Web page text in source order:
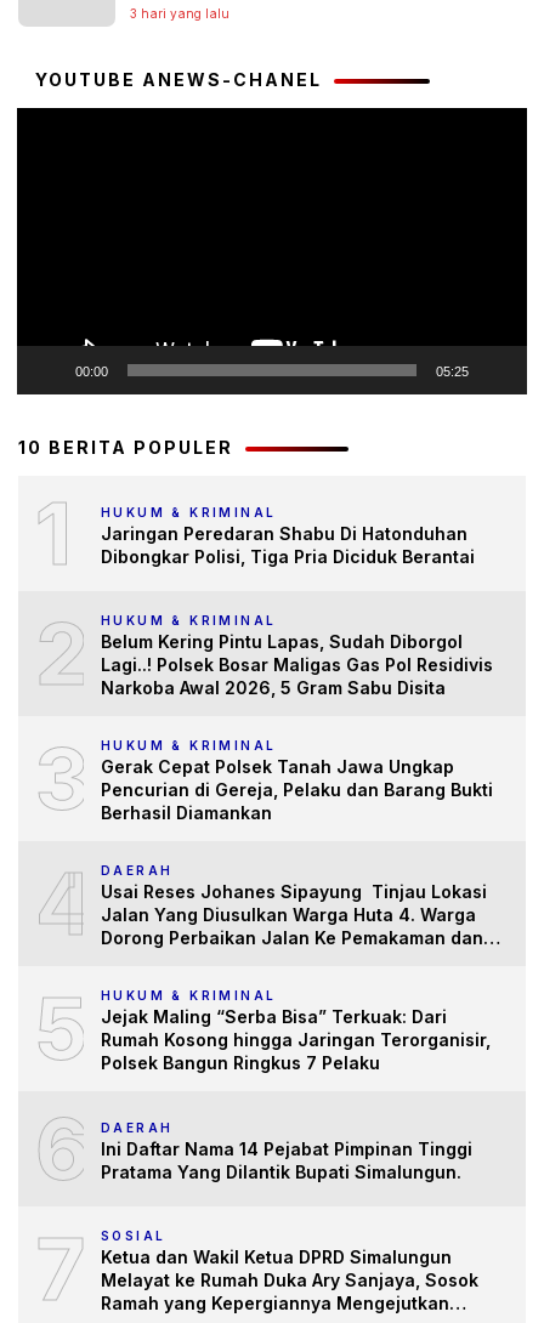
3 hari yang lalu
YOUTUBE ANEWS-CHANEL
00:00 05:25
10 BERITA POPULER
1 HUKUM & KRIMINAL
Jaringan Peredaran Shabu Di Hatonduhan
Dibongkar Polisi, Tiga Pria Diciduk Berantai
2 HUKUM & KRIMINAL
Belum Kering Pintu Lapas, Sudah Diborgol
Lagi..! Polsek Bosar Maligas Gas Pol Residivis
Narkoba Awal 2026, 5 Gram Sabu Disita
3 HUKUM & KRIMINAL
Gerak Cepat Polsek Tanah Jawa Ungkap
Pencurian di Gereja, Pelaku dan Barang Bukti
Berhasil Diamankan
4 DAERAH
Usai Reses Johanes Sipayung Tinjau Lokasi
Jalan Yang Diusulkan Warga Huta 4. Warga
Dorong Perbaikan Jalan Ke Pemakaman dan
5 HUKUM & KRIMINAL
Jejak Maling “Serba Bisa” Terkuak: Dari
Rumah Kosong hingga Jaringan Terorganisir,
Polsek Bangun Ringkus 7 Pelaku
6 DAERAH
Ini Daftar Nama 14 Pejabat Pimpinan Tinggi
Pratama Yang Dilantik Bupati Simalungun.
7 SOSIAL
Ketua dan Wakil Ketua DPRD Simalungun
Melayat ke Rumah Duka Ary Sanjaya, Sosok
Ramah yang Kepergiannya Mengejutkan